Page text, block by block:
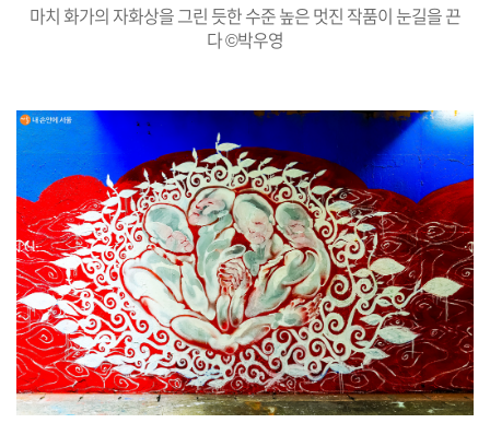
마치 화가의 자화상을 그린 듯한 수준 높은 멋진 작품이 눈길을 끈
다 ©박우영